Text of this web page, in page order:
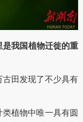
我国植物迁徙的重
田发现了不少具有
植物中唯一具有圆